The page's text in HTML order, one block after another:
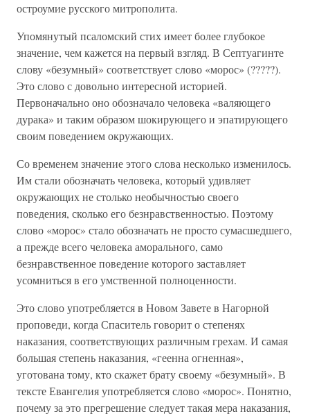
остроумие русского митрополита.
Упомянутый псаломский стих имеет более глубокое
значение, чем кажется на первый взгляд. В Септуагинте
слову «безумный» соответствует слово «морос» (?????).
Это слово с довольно интересной историей.
Первоначально оно обозначало человека «валяющего
дурака» и таким образом шокирующего и эпатирующего
своим поведением окружающих.
Со временем значение этого слова несколько изменилось.
Им стали обозначать человека, который удивляет
окружающих не столько необычностью своего
поведения, сколько его безнравственностью. Поэтому
слово «морос» стало обозначать не просто сумасшедшего,
а прежде всего человека аморального, само
безнравственное поведение которого заставляет
усомниться в его умственной полноценности.
Это слово употребляется в Новом Завете в Нагорной
проповеди, когда Спаситель говорит о степенях
наказания, соответствующих различным грехам. И самая
большая степень наказания, «геенна огненная»,
уготована тому, кто скажет брату своему «безумный». В
тексте Евангелия употребляется слово «морос». Понятно,
почему за это прегрешение следует такая мера наказания,